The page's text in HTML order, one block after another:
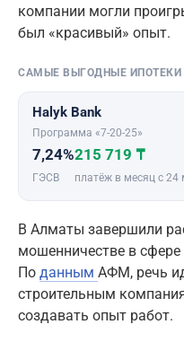
компании могли
был «красивый» опыт.
САМЫЕ ВЫГОДНЫЕ ИПОТЕКИ
Halyk Bank
Программа «7-20-25»
7,24%
ГЭСВ
215 719 ₸
платёж в месяц с 24
В Алматы завершили
мошенничестве в сфере
По данным АФМ, речь
строительным
создавать опыт работ.